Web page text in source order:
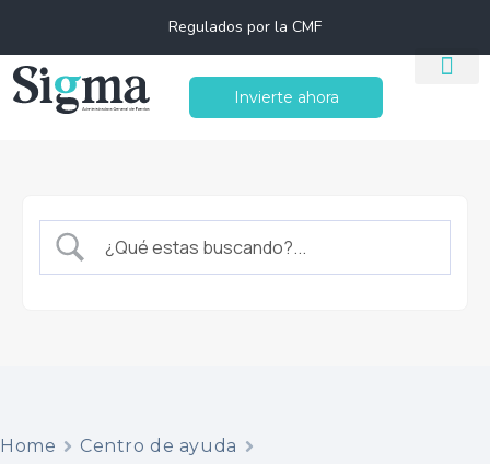
Regulados por la CMF
Invierte ahora
Home
Centro de ayuda